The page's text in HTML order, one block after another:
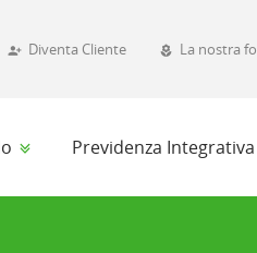
person_add_alt_1 Diventa Cliente local_florist La nostra
Previdenza Integrativa